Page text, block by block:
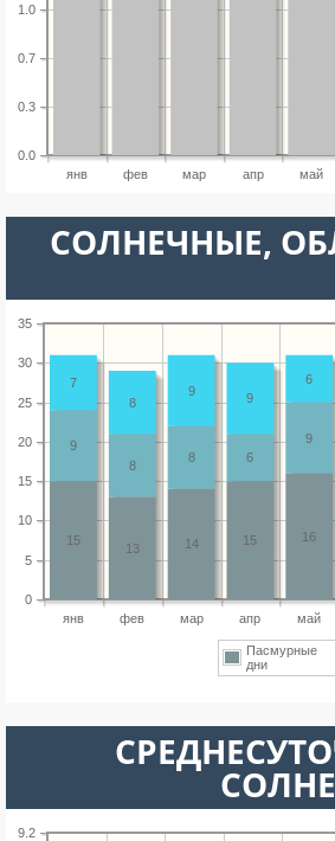
янв фев мар апр май
0.0
0.3
0.7
1.0
CОЛНЕЧНЫЕ,
янв фев мар апр май
0
5
10
15
20
25
30
35
16
15
14
13
15
9
6
8
8
9
6
9
9
8
7
Пасмурные
дни
9.2